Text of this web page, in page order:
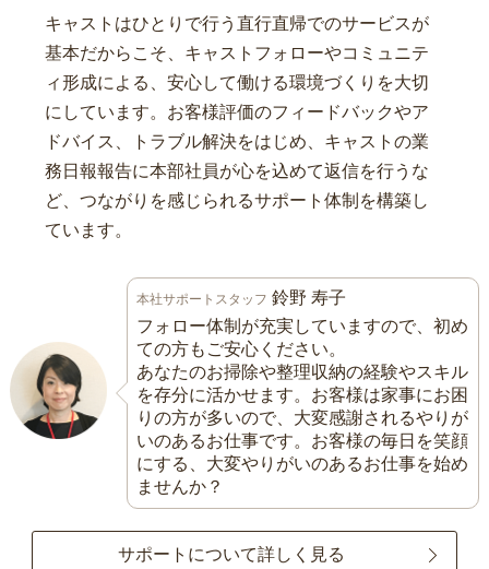
キャストはひとりで行う直行直帰でのサービスが
基本だからこそ、キャストフォローやコミュニテ
ィ形成による、安心して働ける環境づくりを大切
にしています。お客様評価のフィードバックやア
ドバイス、トラブル解決をはじめ、キャストの業
務日報報告に本部社員が心を込めて返信を行うな
ど、つながりを感じられるサポート体制を構築し
ています。
本社サポートスタッフ 鈴野 寿子
フォロー体制が充実していますので、初め
ての方もご安心ください。
あなたのお掃除や整理収納の経験やスキル
を存分に活かせます。お客様は家事にお困
りの方が多いので、大変感謝されるやりが
いのあるお仕事です。お客様の毎日を笑顔
にする、大変やりがいのあるお仕事を始め
ませんか？
サポートについて詳しく見る